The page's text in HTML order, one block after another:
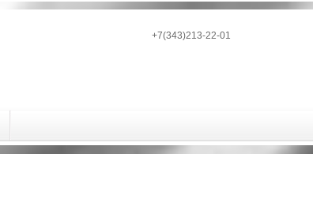
+7(343)213-22-01